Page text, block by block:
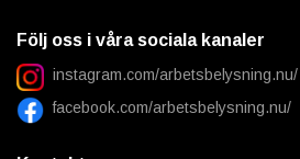
Följ oss i våra sociala kanaler
instagram.com/arbetsbelysning.nu/
facebook.com/arbetsbelysning.nu/